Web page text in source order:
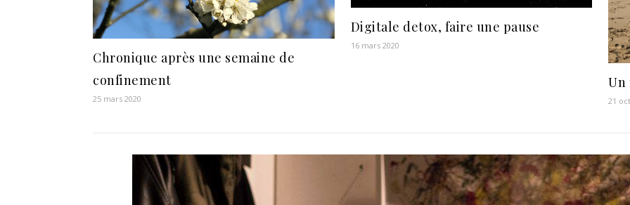
Chronique après une semaine de
confinement
25 mars 2020
Digitale detox, faire une pause
16 mars 2020
Un
21